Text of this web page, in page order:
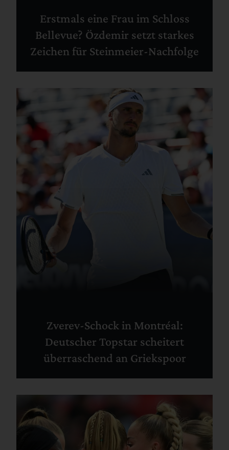
Erstmals eine Frau im Schloss
Bellevue? Özdemir setzt starkes
Zeichen für Steinmeier-Nachfolge
Zverev-Schock in Montréal:
Deutscher Topstar scheitert
überraschend an Griekspoor